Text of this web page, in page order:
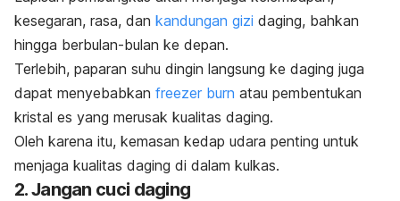
kesegaran, rasa, dan kandungan gizi daging, bahkan
hingga berbulan-bulan ke depan.
Terlebih, paparan suhu dingin langsung ke daging juga
dapat menyebabkan freezer burn atau pembentukan
kristal es yang merusak kualitas daging.
Oleh karena itu, kemasan kedap udara penting untuk
menjaga kualitas daging di dalam kulkas.
2. Jangan cuci daging